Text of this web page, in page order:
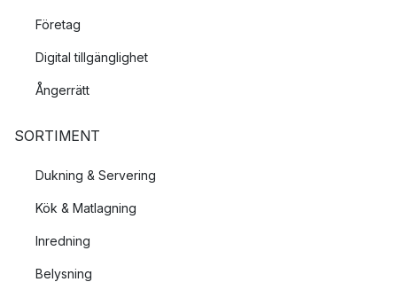
Företag
Digital tillgänglighet
Ångerrätt
SORTIMENT
Dukning & Servering
Kök & Matlagning
Inredning
Belysning